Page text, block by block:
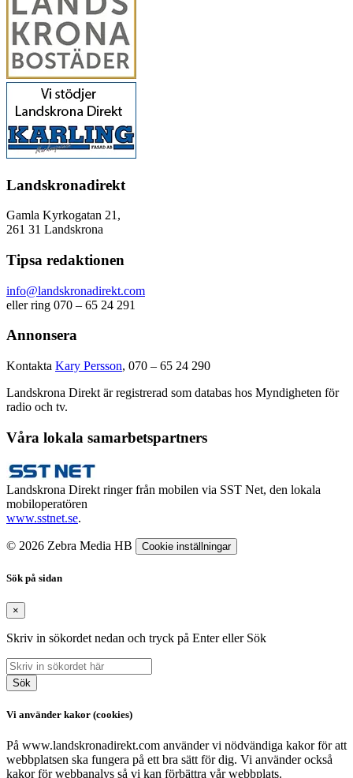
Landskronadirekt
Gamla Kyrkogatan 21,
261 31 Landskrona
Tipsa redaktionen
info@landskronadirekt.com
eller ring 070 – 65 24 291
Annonsera
Kontakta Kary Persson, 070 – 65 24 290
Landskrona Direkt är registrerad som databas hos Myndigheten för
radio och tv.
Våra lokala samarbetspartners
Landskrona Direkt ringer från mobilen via SST Net, den lokala
mobiloperatören
www.sstnet.se.
© 2026 Zebra Media HB Cookie inställningar
Sök på sidan
×
Skriv in sökordet nedan och tryck på Enter eller Sök
Sök
Vi använder kakor (cookies)
På www.landskronadirekt.com använder vi nödvändiga kakor för att
webbplatsen ska fungera på ett bra sätt för dig. Vi använder också
kakor för webbanalys så vi kan förbättra vår webbplats.